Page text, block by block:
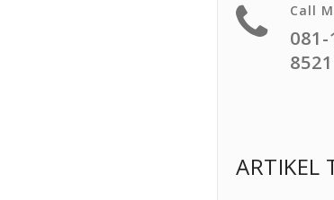
Call
ARTIKEL